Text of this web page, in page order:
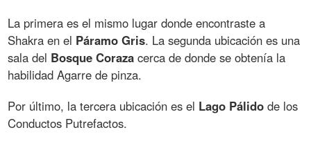
La primera es el mismo lugar donde encontraste a
Shakra en el Páramo Gris. La segunda ubicación es una
sala del Bosque Coraza cerca de donde se obtenía la
habilidad Agarre de pinza.
Por último, la tercera ubicación es el Lago Pálido de los
Conductos Putrefactos.